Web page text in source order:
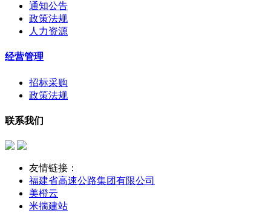
通知公告
政策法规
人力资源
经营管理
招标采购
政策法规
联系我们
友情链接：
福建省高速公路集团有限公司
美橙云
米揣建站